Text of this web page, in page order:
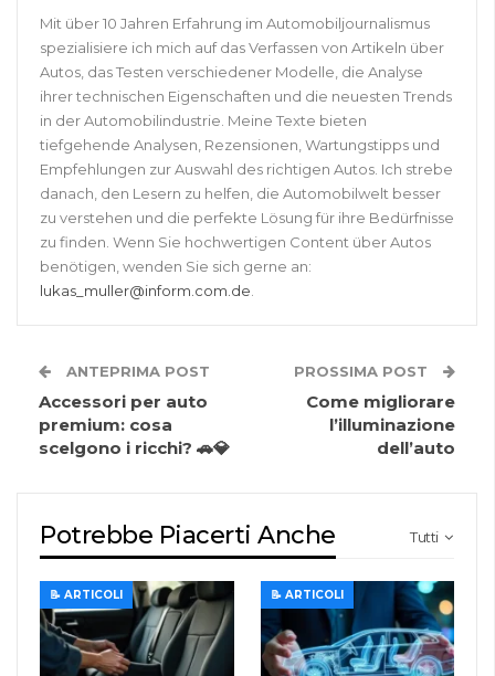
Mit über 10 Jahren Erfahrung im Automobiljournalismus
spezialisiere ich mich auf das Verfassen von Artikeln über
Autos, das Testen verschiedener Modelle, die Analyse
ihrer technischen Eigenschaften und die neuesten Trends
in der Automobilindustrie. Meine Texte bieten
tiefgehende Analysen, Rezensionen, Wartungstipps und
Empfehlungen zur Auswahl des richtigen Autos. Ich strebe
danach, den Lesern zu helfen, die Automobilwelt besser
zu verstehen und die perfekte Lösung für ihre Bedürfnisse
zu finden. Wenn Sie hochwertigen Content über Autos
benötigen, wenden Sie sich gerne an:
lukas_muller@inform.com.de.
ANTEPRIMA POST
Accessori per auto
premium: cosa
scelgono i ricchi? 🚗💎
PROSSIMA POST
Come migliorare
l’illuminazione
dell’auto
Tutti
Potrebbe Piacerti Anche
📝 ARTICOLI 📝 ARTICOLI